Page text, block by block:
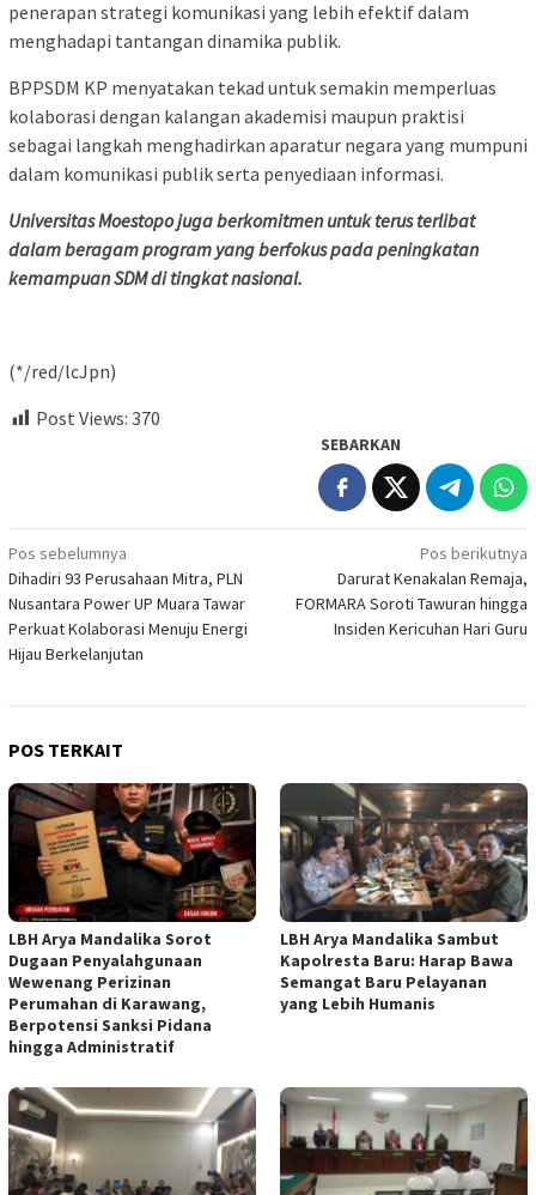
penerapan strategi komunikasi yang lebih efektif dalam
menghadapi tantangan dinamika publik.
BPPSDM KP menyatakan tekad untuk semakin memperluas
kolaborasi dengan kalangan akademisi maupun praktisi
sebagai langkah menghadirkan aparatur negara yang mumpuni
dalam komunikasi publik serta penyediaan informasi.
Universitas Moestopo juga berkomitmen untuk terus terlibat
dalam beragam program yang berfokus pada peningkatan
kemampuan SDM di tingkat nasional.
(*/red/lcJpn)
Post Views: 370
SEBARKAN
Navigasi
pos
Pos sebelumnya
Dihadiri 93 Perusahaan Mitra, PLN
Nusantara Power UP Muara Tawar
Perkuat Kolaborasi Menuju Energi
Hijau Berkelanjutan
Pos berikutnya
Darurat Kenakalan Remaja,
FORMARA Soroti Tawuran hingga
Insiden Kericuhan Hari Guru
POS TERKAIT
LBH Arya Mandalika Sorot
Dugaan Penyalahgunaan
Wewenang Perizinan
Perumahan di Karawang,
Berpotensi Sanksi Pidana
hingga Administratif
LBH Arya Mandalika Sambut
Kapolresta Baru: Harap Bawa
Semangat Baru Pelayanan
yang Lebih Humanis